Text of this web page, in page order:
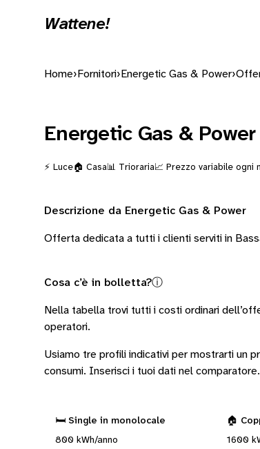
Wattene!
Home› Fornitori› Energetic Gas & Power›
Energetic Gas & Power
⚡ Luce🏠 Casa📊 Trioraria📈 Prezzo variabile ogni
Descrizione da Energetic Gas & Power
Offerta dedicata a tutti i clienti serviti in
Cosa c’è in bolletta?ⓘ
Nella tabella trovi tutti i costi ordinari
operatori.
Usiamo tre profili indicativi per mostrarti un
consumi. Inserisci i tuoi dati nel comparatore.
🛏️ Single in monolocale
800 kWh/anno
🏠
1600